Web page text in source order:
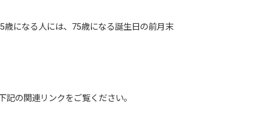
になる人には、75歳になる誕生日の前月末
の関連リンクをご覧ください。